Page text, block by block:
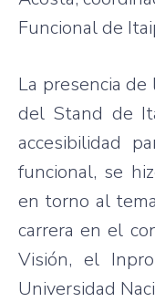
Funcionalde
La presencia de
del Stand de
accesibilidad
funcional, se
en torno al tema
carrera en el
Visión, el Inpro
Universidad